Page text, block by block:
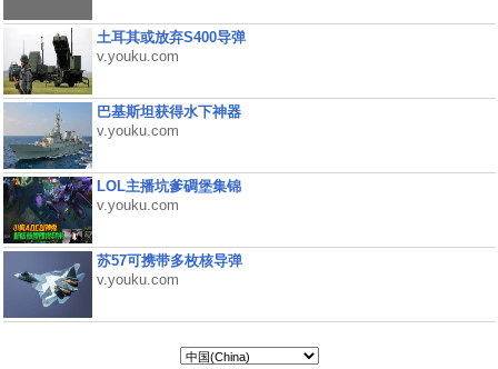
土耳其或放弃S400导弹
v.youku.com
巴基斯坦获得水下神器
v.youku.com
LOL主播坑爹碉堡集锦
v.youku.com
苏57可携带多枚核导弹
v.youku.com